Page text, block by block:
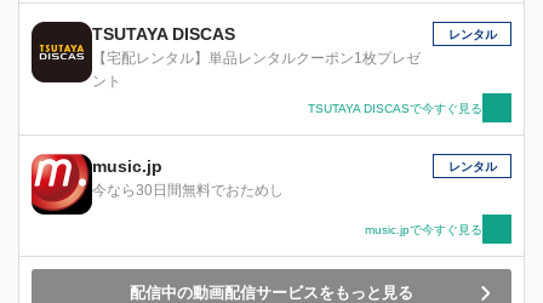
TSUTAYA DISCAS
【宅配レンタル】単品レンタルクーポン1枚プレゼ
ント
レンタル
TSUTAYA DISCASで今すぐ見る
music.jp
今なら30日間無料でおためし
レンタル
music.jpで今すぐ見る
配信中の動画配信サービスをもっと見る